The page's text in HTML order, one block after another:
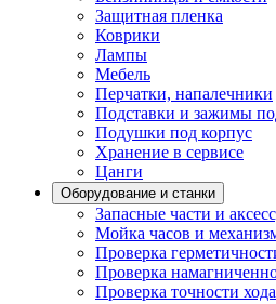
Защитная пленка
Коврики
Лампы
Мебель
Перчатки, напалечники
Подставки и зажимы
Подушки под корпус
Хранение в сервисе
Цанги
Оборудование и станки
Запасные части и
Мойка часов и
Проверка
Проверка
Проверка точности хода